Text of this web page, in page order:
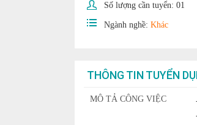
Số lượng cần tuyển: 01
Ngành nghề: Khác
THÔNG TIN TUYỂN
MÔ TẢ CÔNG VIỆC